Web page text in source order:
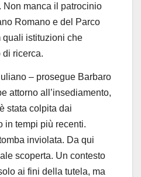
manca il patrocinio
Romano e del Parco
quali istituzioni che
ricerca.
– prosegue Barbaro
attorno all’insediamento,
stata colpita dai
in tempi più recenti.
inviolata. Da qui
scoperta. Un contesto
ai fini della tutela, ma